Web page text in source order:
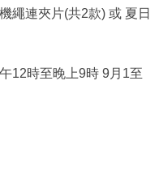
繩連夾片(共2款) 或 夏日
12時至晚上9時 9月1至